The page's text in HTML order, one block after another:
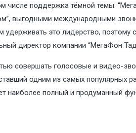
числе поддержка тёмной темы.
выгодными международными
это лидерство,
директор компании “МегаФон
совершать голосовые и видео-
одним из самых популярных
наиболее полный и продуманный